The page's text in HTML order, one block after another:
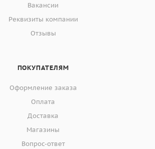
Вакансии
Реквизиты компании
Отзывы
ПОКУПАТЕЛЯМ
Оформление заказа
Оплата
Доставка
Магазины
Вопрос-ответ